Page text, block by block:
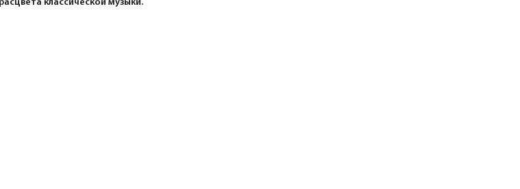
классической музыки.